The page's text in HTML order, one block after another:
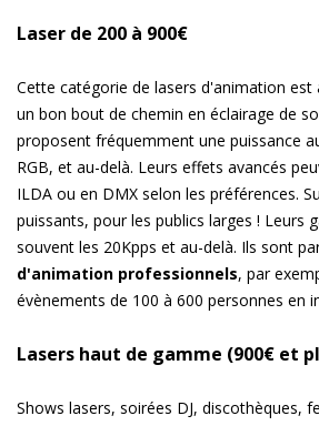
Laser de 200 à 900€
Cette catégorie de lasers d'animation est
un bon bout de chemin en éclairage de
proposent fréquemment une puissance
RGB, et au-delà. Leurs effets avancés
ILDA ou en DMX selon les préférences.
puissants, pour les publics larges ! Leurs
souvent les 20Kpps et au-delà. Ils sont
d'animation professionnels, par
évènements de 100 à 600 personnes en
Lasers haut de gamme (900€ et
Shows lasers, soirées DJ, discothèques,